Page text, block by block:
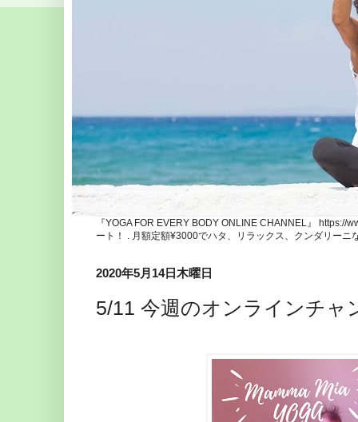
『YOGA FOR EVERY BODY ONLINE CHANNEL』
ート！ . 月額定額¥3000でハタ、リラックス、クンダリー
2020年5月14日木曜日
5/11 今週のオンラインチャ